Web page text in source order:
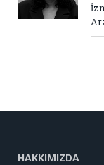
HAKKIMIZDA